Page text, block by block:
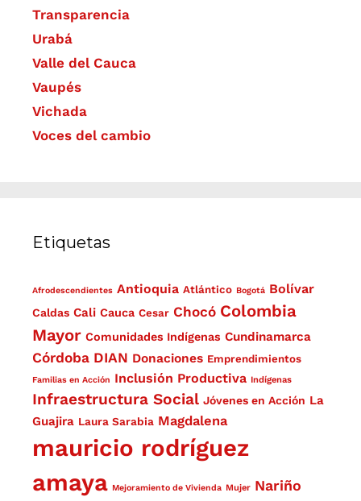
Transparencia
Urabá
Valle del Cauca
Vaupés
Vichada
Voces del cambio
Etiquetas
Afrodescendientes Antioquia Atlántico Bogotá Bolívar
Caldas Cali Cauca Cesar Chocó Colombia
Mayor Comunidades Indígenas Cundinamarca
Córdoba DIAN Donaciones Emprendimientos
Familias en Acción Inclusión Productiva Indígenas
Infraestructura Social Jóvenes en Acción La
Guajira Laura Sarabia Magdalena
mauricio rodríguez
amaya Mejoramiento de Vivienda Mujer Nariño